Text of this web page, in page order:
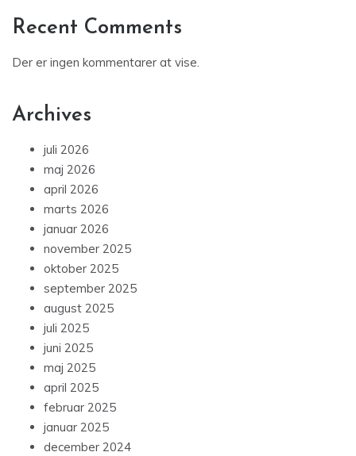
Recent Comments
Der er ingen kommentarer at vise.
Archives
juli 2026
maj 2026
april 2026
marts 2026
januar 2026
november 2025
oktober 2025
september 2025
august 2025
juli 2025
juni 2025
maj 2025
april 2025
februar 2025
januar 2025
december 2024